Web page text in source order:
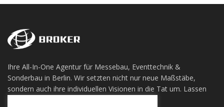
Ihre All-In-One Agentur für Messebau, Eventtechnik &
Sonderbau in Berlin. Wir setzten nicht nur neue Maßstäbe,
sondern auch ihre individuellen Visionen in die Tat um. Lassen